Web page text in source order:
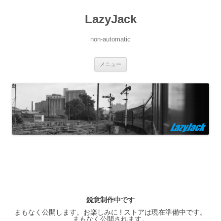
LazyJack
non-automatic
メニュー
ツ
へ
ス
キ
ッ
プ
鋭意制作中です
まもなく公開します。お楽しみに ! ストアは現在準備中です。
まもなく公開されます。